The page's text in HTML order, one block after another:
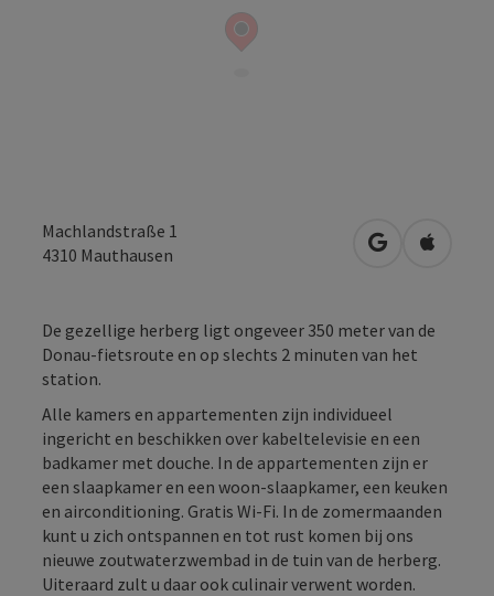
Machlandstraße 1
4310 Mauthausen Openen in
De gezellige herberg ligt ongeveer 350 meter van de
Donau-fietsroute en op slechts 2 minuten van het
station.
Alle kamers en appartementen zijn individueel
ingericht en beschikken over kabeltelevisie en een
badkamer met douche. In de appartementen zijn er
een slaapkamer en een woon-slaapkamer, een keuken
en airconditioning. Gratis Wi-Fi. In de zomermaanden
kunt u zich ontspannen en tot rust komen bij ons
nieuwe zoutwaterzwembad in de tuin van de herberg.
Uiteraard zult u daar ook culinair verwent worden.